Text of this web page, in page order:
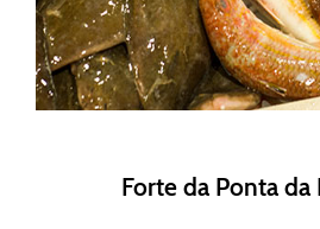
Forte da Ponta da